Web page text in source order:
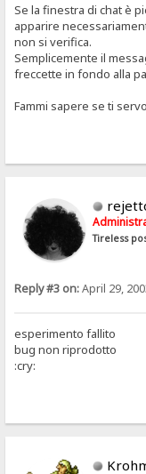
Se la finestra di chat è
apparire
non si verifica.
Semplicemente il
freccette in fondo alla
Fammi sapere se ti
Tireless
Reply #3 on:April 29,
esperimento fallito
bug non riprodotto
:cry: